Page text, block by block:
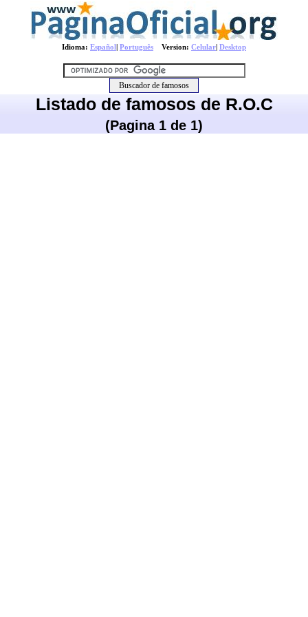
Idioma: Español| Português Version: Celular| Desktop
Listado de famosos de R.O.C
(Pagina 1 de 1)